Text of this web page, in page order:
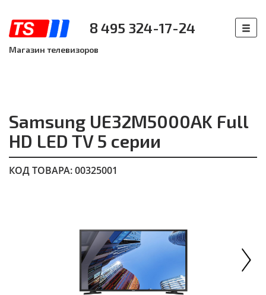
8 495 324-17-24
Магазин телевизоров
Samsung UE32M5000AK Full
HD LED TV 5 серии
КОД ТОВАРА: 00325001